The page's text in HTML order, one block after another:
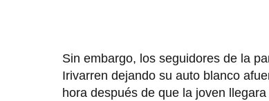
Sin embargo, los seguidores de la
Irivarren dejando su auto blanco
hora después de que la joven llegara